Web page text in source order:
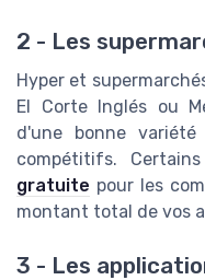
2 - Les
Hyper et
El Corte Inglés ou
d'une bonne
compétitifs.
gratuite pour les
montant total de vos
3 - Les